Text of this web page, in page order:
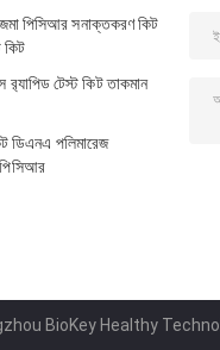
পিসিআর সনাক্তকরণ কিট
কিট
র‌্যাপিড টেস্ট কিট তাকমান
ডিএনএ পলিমারেজ
পিসিআর
BioKey Healthy